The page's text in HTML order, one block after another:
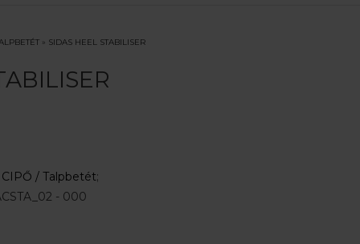
» SIDAS HEEL STABILISER
CIPŐ / Talpbetét;
- 000